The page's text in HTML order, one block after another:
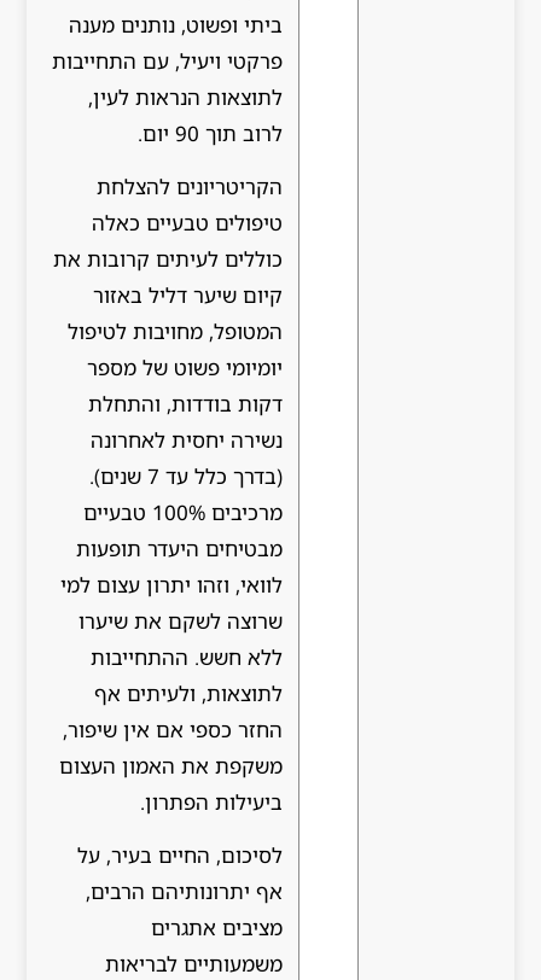
ביתי ופשוט, נותנים מענה
פרקטי ויעיל, עם התחייבות
לתוצאות הנראות לעין,
הקריטריונים להצלחת
טיפולים טבעיים כאלה
כוללים לעיתים קרובות את
קיום שיער דליל באזור
המטופל, מחויבות לטיפול
יומיומי פשוט של מספר
דקות בודדות, והתחלת
נשירה יחסית לאחרונה
(בדרך כלל עד 7 שנים).
מרכיבים 100% טבעיים
מבטיחים היעדר תופעות
לוואי, וזהו יתרון עצום למי
שרוצה לשקם את שיערו
ללא חשש. ההתחייבות
לתוצאות, ולעיתים אף
החזר כספי אם אין שיפור,
משקפת את האמון העצום
ביעילות הפתרון.
לסיכום, החיים בעיר, על
אף יתרונותיהם הרבים,
מציבים אתגרים
משמעותיים לבריאות